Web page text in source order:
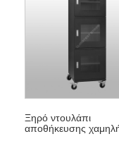
Ξηρό ντουλάπι
αποθήκευσης